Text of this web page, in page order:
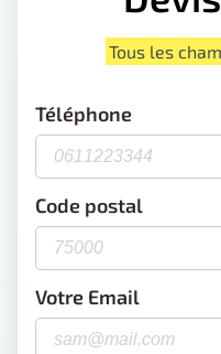
Tous les
Téléphone
Code postal
Votre Email